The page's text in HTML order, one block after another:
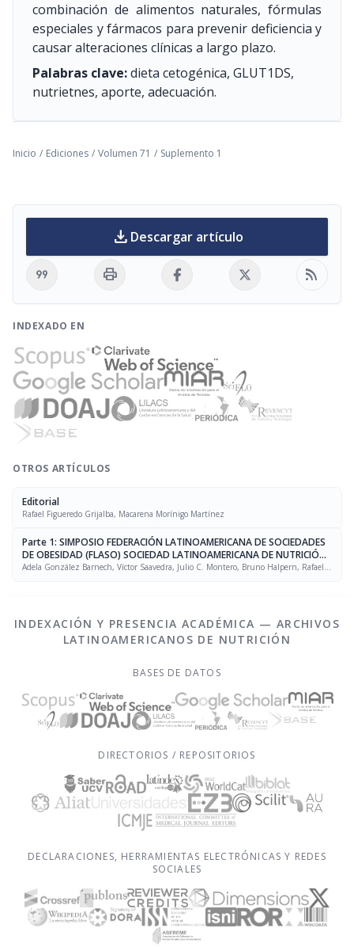
combinación de alimentos naturales, fórmulas
especiales y fármacos para prevenir deficiencia y
causar alteraciones clínicas a largo plazo.
Palabras clave:dieta cetogénica, GLUT1DS,
nutrietnes, aporte, adecuación.
Inicio / Ediciones / Volumen 71 / Suplemento 1
download Descargar artículo
format_quote print rss_feed
INDEXADO EN
OTROS ARTÍCULOS
Editorial
Rafael Figueredo Grijalba, Macarena Morínigo Martínez
Parte 1: SIMPOSIO FEDERACIÓN LATINOAMERICANA DE SOCIEDADES
DE OBESIDAD (FLASO) SOCIEDAD LATINOAMERICANA DE NUTRICIÓN
(SLAN)
Adela González Barnech, Víctor Saavedra, Julio C. Montero, Bruno Halpern, Rafael
INDEXACIÓN Y PRESENCIA ACADÉMICA — ARCHIVOS
LATINOAMERICANOS DE NUTRICIÓN
BASES DE DATOS
DIRECTORIOS / REPOSITORIOS
DECLARACIONES, HERRAMIENTAS ELECTRÓNICAS Y REDES
SOCIALES